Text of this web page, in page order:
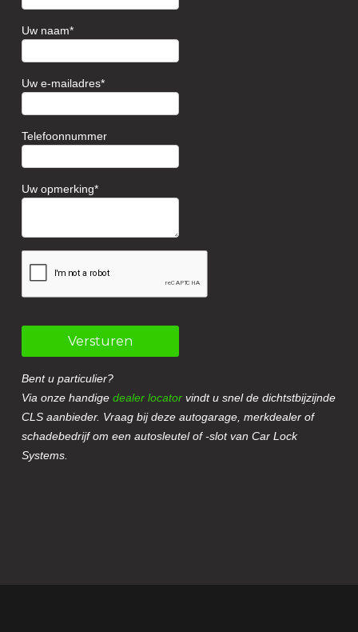
Uw naam
Uw e-mailadres
Telefoonnummer
Uw opmerking
Versturen
Bent u particulier?
Via onze handigedealer locator vindt u snel de dichtstbijzijnde
CLS aanbieder. Vraag bij deze autogarage, merkdealer of
schadebedrijf om een autosleutel of -slot van Car Lock
Systems.